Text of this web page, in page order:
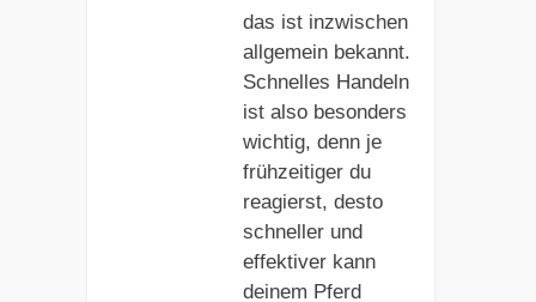
das ist inzwischen
allgemein bekannt.
Schnelles Handeln
ist also besonders
wichtig, denn je
frühzeitiger du
reagierst, desto
schneller und
effektiver kann
deinem Pferd